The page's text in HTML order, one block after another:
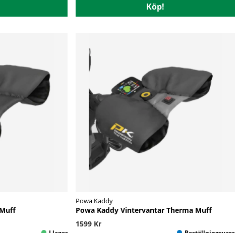
Köp!
Powa Kaddy
Powa Kaddy Vintervantar Therma Muff
1599 Kr